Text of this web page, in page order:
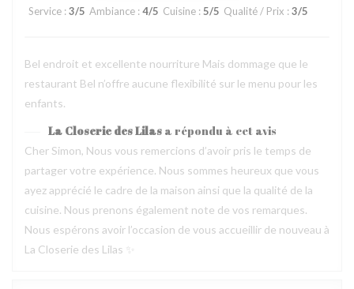
Service : 3/5 Ambiance : 4/5 Cuisine : 5/5 Qualité / Prix : 3/5
Bel endroit et excellente nourriture Mais dommage que le
restaurant Bel n’offre aucune flexibilité sur le menu pour les
enfants.
La Closerie des Lilas a répondu à cet avis
Cher Simon, Nous vous remercions d’avoir pris le temps de
partager votre expérience. Nous sommes heureux que vous
ayez apprécié le cadre de la maison ainsi que la qualité de la
cuisine. Nous prenons également note de vos remarques.
Nous espérons avoir l’occasion de vous accueillir de nouveau à
La Closerie des Lilas ✨